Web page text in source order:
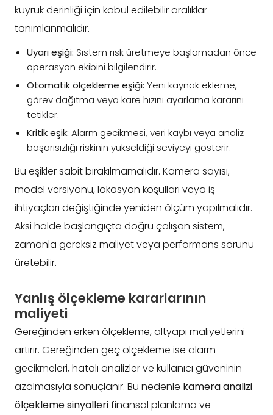
kuyruk derinliği için kabul edilebilir aralıklar
tanımlanmalıdır.
Uyarı eşiği: Sistem risk üretmeye başlamadan önce
operasyon ekibini bilgilendirir.
Otomatik ölçekleme eşiği: Yeni kaynak ekleme,
görev dağıtma veya kare hızını ayarlama kararını
tetikler.
Kritik eşik: Alarm gecikmesi, veri kaybı veya analiz
başarısızlığı riskinin yükseldiği seviyeyi gösterir.
Bu eşikler sabit bırakılmamalıdır. Kamera sayısı,
model versiyonu, lokasyon koşulları veya iş
ihtiyaçları değiştiğinde yeniden ölçüm yapılmalıdır.
Aksi halde başlangıçta doğru çalışan sistem,
zamanla gereksiz maliyet veya performans sorunu
üretebilir.
Yanlış ölçekleme kararlarının
maliyeti
Gereğinden erken ölçekleme, altyapı maliyetlerini
artırır. Gereğinden geç ölçekleme ise alarm
gecikmeleri, hatalı analizler ve kullanıcı güveninin
azalmasıyla sonuçlanır. Bu nedenle kamera analizi
ölçekleme sinyallerifinansal planlama ve